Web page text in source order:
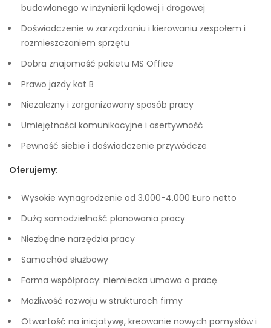
budowlanego w inżynierii lądowej i drogowej
Doświadczenie w zarządzaniu i kierowaniu zespołem i
rozmieszczaniem sprzętu
Dobra znajomość pakietu MS Office
Prawo jazdy kat B
Niezależny i zorganizowany sposób pracy
Umiejętności komunikacyjne i asertywność
Pewność siebie i doświadczenie przywódcze
Oferujemy:
Wysokie wynagrodzenie od 3.000-4.000 Euro netto
Dużą samodzielność planowania pracy
Niezbędne narzędzia pracy
Samochód służbowy
Forma współpracy: niemiecka umowa o pracę
Możliwość rozwoju w strukturach firmy
Otwartość na inicjatywę, kreowanie nowych pomysłów i